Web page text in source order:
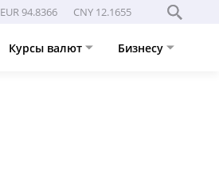
EUR 94.8366 CNY 12.1655
Курсы валют Бизнесу